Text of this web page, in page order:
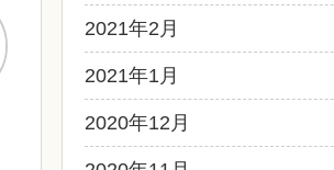
2021年2月
2021年1月
2020年12月